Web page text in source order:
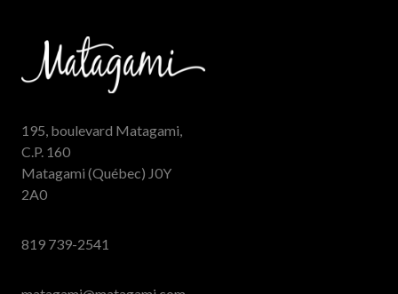
195, boulevard Matagami,
C.P. 160
Matagami (Québec) J0Y
2A0
819 739-2541